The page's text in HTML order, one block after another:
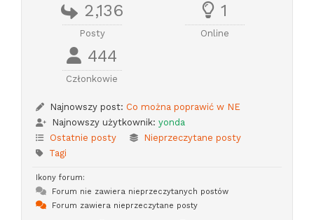
2,136
Posty
1
Online
444
Członkowie
Najnowszy post: Co można poprawić w NE
Najnowszy użytkownik: yonda
Ostatnie posty
Nieprzeczytane posty
Tagi
Ikony forum:
Forum nie zawiera nieprzeczytanych postów
Forum zawiera nieprzeczytane posty